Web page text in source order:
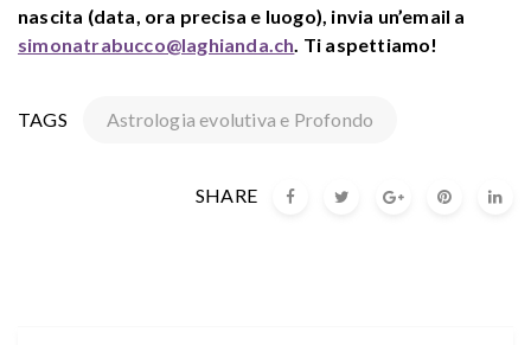
nascita (data, ora precisa e luogo), invia un’email a
simonatrabucco@laghianda.ch . Ti aspettiamo!
TAGS Astrologia evolutiva e Profondo
SHARE